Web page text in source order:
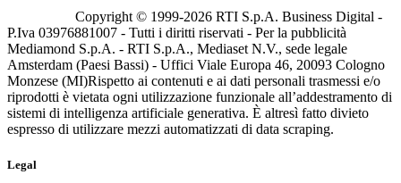
Copyright © 1999-2026 RTI S.p.A. Business Digital -
P.Iva 03976881007 - Tutti i diritti riservati - Per la pubblicità
Mediamond S.p.A. - RTI S.p.A., Mediaset N.V., sede legale
Amsterdam (Paesi Bassi) - Uffici Viale Europa 46, 20093 Cologno
Monzese (MI)Rispetto ai contenuti e ai dati personali trasmessi e/o
riprodotti è vietata ogni utilizzazione funzionale all’addestramento di
sistemi di intelligenza artificiale generativa. È altresì fatto divieto
espresso di utilizzare mezzi automatizzati di data scraping.
Legal